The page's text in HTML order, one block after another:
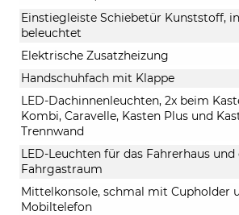
Einstiegleiste Schiebetür Kunststoff,
beleuchtet
Elektrische Zusatzheizung
Handschuhfach mit Klappe
LED-Dachinnenleuchten, 2x beim
Kombi, Caravelle, Kasten Plus und
Trennwand
LED-Leuchten für das Fahrerhaus und
Fahrgastraum
Mittelkonsole, schmal mit Cupholder
Mobiltelefon